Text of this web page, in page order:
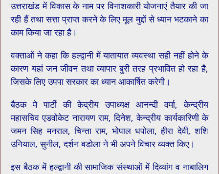
उत्तराखंड में विकास के नाम पर विनाशकारी योजनाएं तैयार की जा
रही हैं तथा सत्ता प्राप्त करने के लिए मूल मुद्दों से ध्यान भटकाने का
काम किया जा रहा है।
वक्ताओं ने कहा कि हल्द्वानी में यातायात व्यवस्था सही नहीं होने के
कारण यहां जन जीवन तथा व्यापार बुरी तरह प्रभावित हो रहा है,
जिसके लिए उपपा सरकार का ध्यान आकार्षित करेगी।
बैठक मे पार्टी की केद्रीय उपाध्यक्ष आनन्दी वर्मा, केन्द्रीय
महासचिव एडवोकेट नारायण राम, दिनेश, केन्द्रीय कार्यकारिणी के
जमन सिह मनराल, चिन्ता राम, भोपाल धपोला, हीरा देवी, शशि
उनियाल, सुनील, दर्शन बडोला ने भी अपने विचार व्यक्त किए।
इस बैठक में हल्द्वानी की सामाजिक संस्थाओं में दिव्यांग व नाबालिग